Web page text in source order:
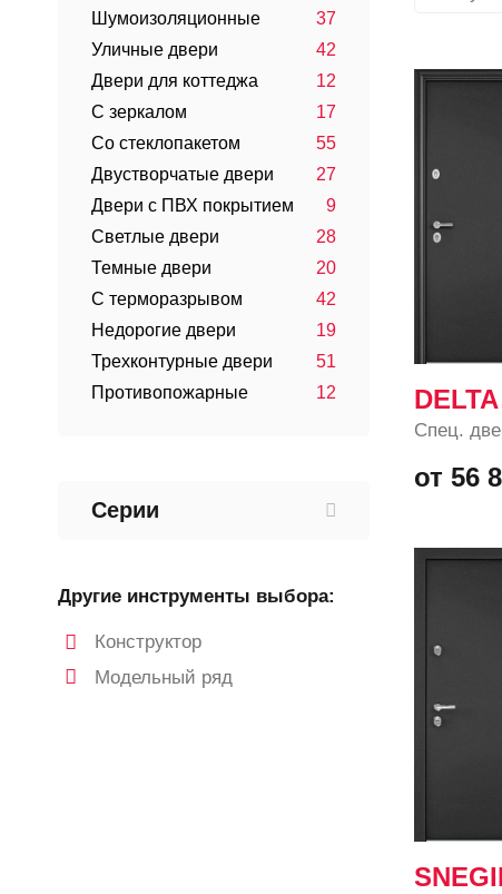
Шумоизоляционные
37
Уличные двери
42
Двери для коттеджа
12
С зеркалом
17
Со стеклопакетом
55
Двустворчатые двери
27
Двери с ПВХ покрытием
9
Светлые двери
28
Темные двери
20
С терморазрывом
42
Недорогие двери
19
Трехконтурные двери
51
Противопожарные
12
Серии
Другие инструменты выбора:
Конструктор
Модельный ряд
Спец.
от 56